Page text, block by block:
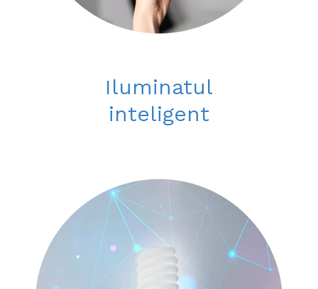
Iluminatul
inteligent